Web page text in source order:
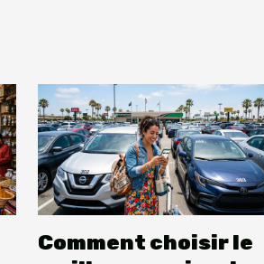
Comment choisir le